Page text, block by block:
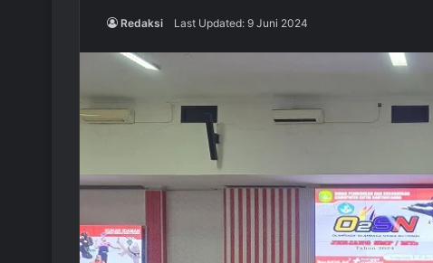
Redaksi Last Updated: 9 Juni 2024